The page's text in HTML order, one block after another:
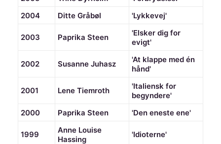
2004
Ditte Gråbøl 'Lykkevej'
2003 Paprika Steen
'Elsker dig for
evigt'
2002 Susanne Juhasz
'At klappe med én
hånd'
2001 Lene Tiemroth
'Italiensk for
begyndere'
2000
Paprika Steen 'Den eneste ene'
1999
Anne Louise
Hassing
'Idioterne'